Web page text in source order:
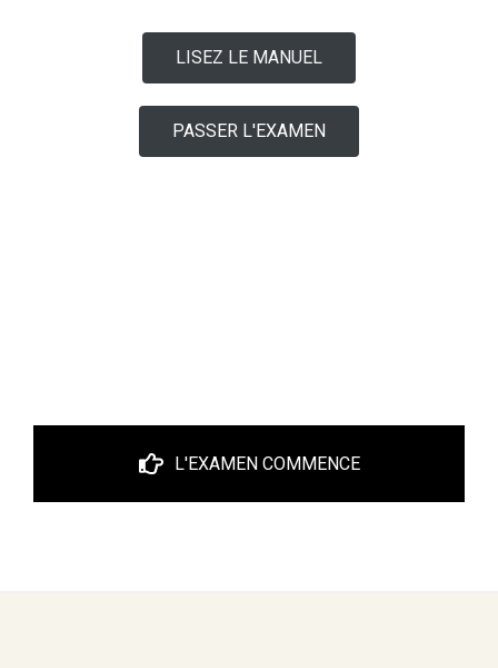
LISEZ LE MANUEL
PASSER L'EXAMEN
L'EXAMEN COMMENCE